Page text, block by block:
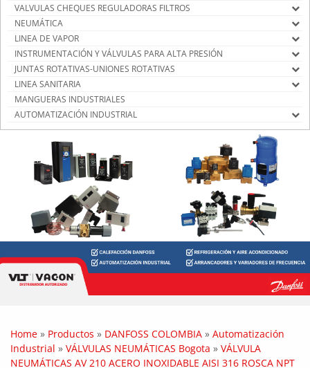
VALVULAS CHEQUES REGULADORAS FILTROS
NEUMÁTICA
LINEA DE VAPOR
INSTRUMENTACIÓN Y VÁLVULAS PARA ALTA PRESIÓN
JUNTAS ROTATIVAS-UNIONES ROTATIVAS
LINEA SANITARIA
MANGUERAS INDUSTRIALES
AUTOMATIZACIÓN INDUSTRIAL
Home » Productos » DANFOSS COLOMBIA » Automatización
Industrial » VÁLVULAS NEUMÁTICAS Bogota » VÁLVULA
NEUMÁTICAS AV 210 ACERO INOXIDABLE AISI 316 ROSCA NPT